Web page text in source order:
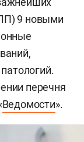
9 новыми
перечня
Ведомости».